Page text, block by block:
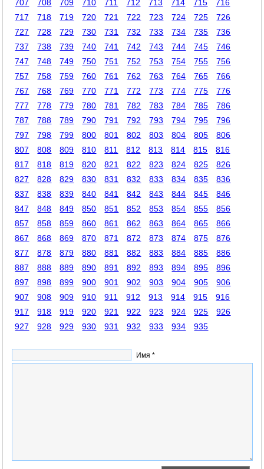
707
708 709 710 711 712 713 714 715
716
717
718 719 720 721 722 723 724 725
726
727
728 729 730 731 732 733 734 735
736
737
738 739 740 741 742 743 744 745
746
747
748 749 750 751 752 753 754 755
756
757
758 759 760 761 762 763 764 765
766
767
768 769 770 771 772 773 774 775
776
777
778 779 780 781 782 783 784 785
786
787
788 789 790 791 792 793 794 795
796
797
798 799 800 801 802 803 804 805
806
807
808 809 810 811 812 813 814 815
816
817
818 819 820 821 822 823 824 825
826
827
828 829 830 831 832 833 834 835
836
837
838 839 840 841 842 843 844 845
846
847
848 849 850 851 852 853 854 855
856
857
858 859 860 861 862 863 864 865
866
867
868 869 870 871 872 873 874 875
876
877
878 879 880 881 882 883 884 885
886
887
888 889 890 891 892 893 894 895
896
897
898 899 900 901 902 903 904 905
906
907
908 909 910 911 912 913 914 915
916
917
918 919 920 921 922 923 924 925
926
927
928 929 930 931 932 933 934 935
Имя *